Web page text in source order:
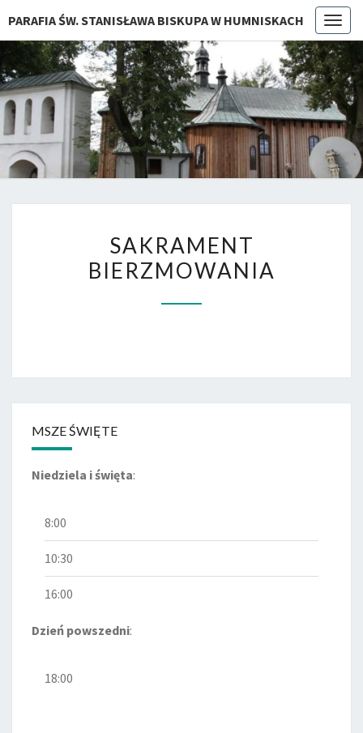
PARAFIA ŚW. STANISŁAWA BISKUPA W HUMNISKACH
BIERZMOWANIA
SAKRAMENT
BIERZMOWANIA
MSZE ŚWIĘTE
Niedziela i święta:
8:00
10:30
16:00
Dzień powszedni:
18:00